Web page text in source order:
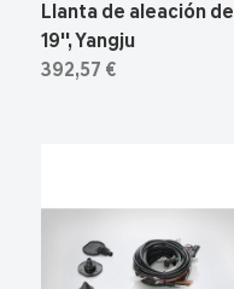
Llanta de aleación de
19'', Yangju
392,57 €